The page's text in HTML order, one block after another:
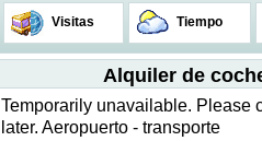
Visitas Tiempo
Alquiler de
Temporarily unavailable. Please
later. Aeropuerto - transporte